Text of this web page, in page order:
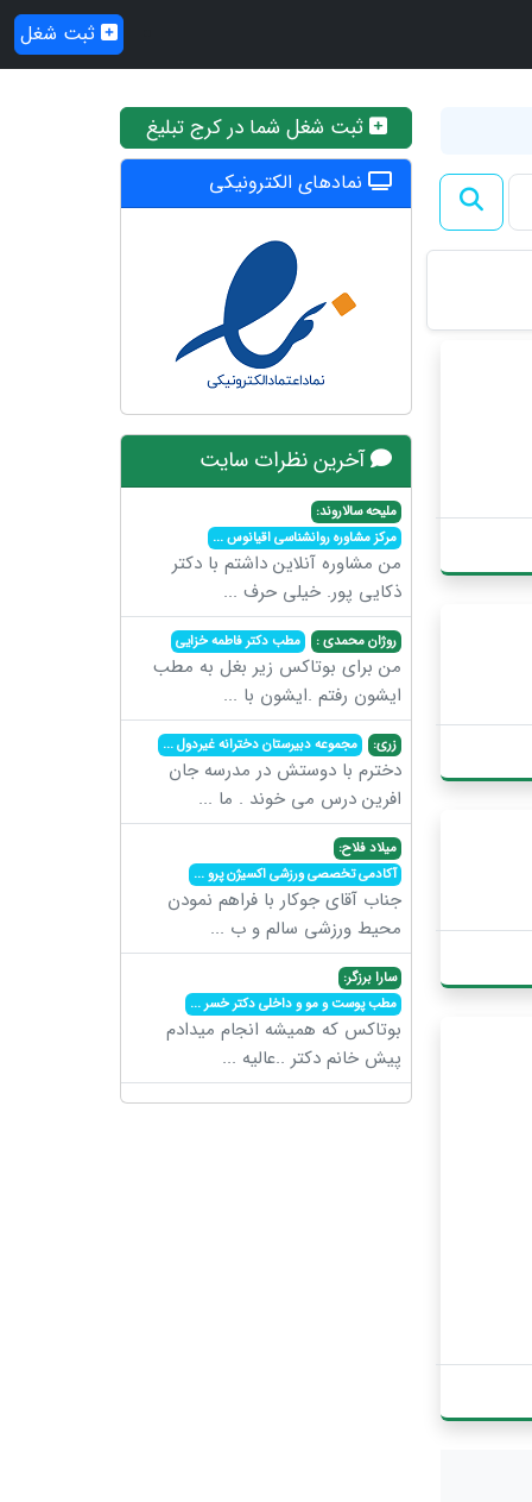
ثبت شغل
ثبت شغل شما در کرج تبلیغ
نمادهای الکترونیکی
آخرین نظرات سایت
ملیحه سالاروند:
مرکز مشاوره روانشناسی اقیانوس...
من مشاوره آنلاین داشتم با دکتر
ذکایی پور. خیلی حرف ...
روژان محمدی : مطب دکتر فاطمه خزایی
من برای بوتاکس زیر بغل به مطب
ایشون رفتم .ایشون با ...
زری: مجموعه دبیرستان دخترانه غیردول...
دخترم با دوستش در مدرسه جان
افرین درس می خوند . ما ...
میلاد فلاح:
آکادمی تخصصی ورزشی اکسیژن پرو...
جناب آقای جوکار با فراهم نمودن
محیط ورزشی سالم و ب ...
سارا برزگر:
مطب پوست و مو و داخلی دکتر خسر...
بوتاکس که همیشه انجام میدادم
پیش خانم دکتر ..عالیه ...